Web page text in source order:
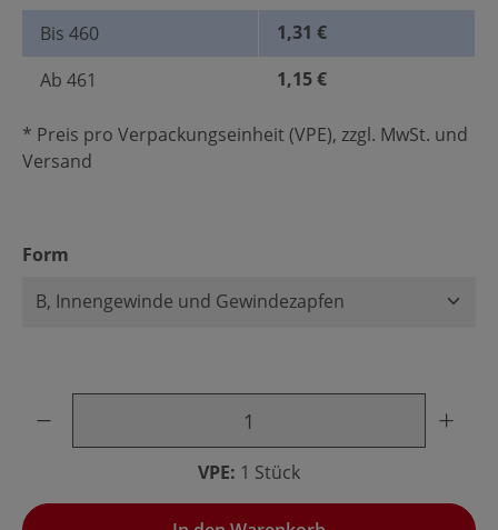
Bis 460
1,31 €
Ab 461 1,15 €
* Preis pro Verpackungseinheit (VPE), zzgl. MwSt. und
Versand
Form
VPE: 1 Stück